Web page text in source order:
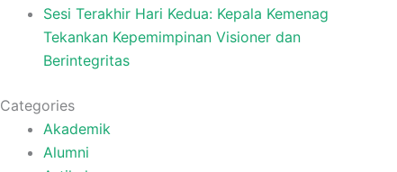
Sesi Terakhir Hari Kedua: Kepala Kemenag
Tekankan Kepemimpinan Visioner dan
Berintegritas
Categories
Akademik
Alumni